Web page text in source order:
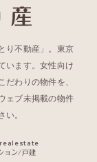
り不動産」。東京
います。女性向け
わりの物件を、
ェブ未掲載の物件
い。
ョン/戸建